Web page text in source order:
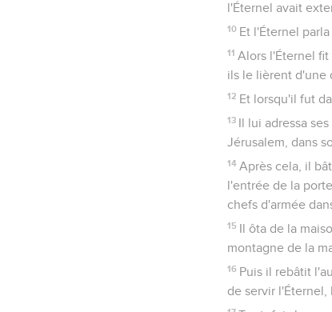
l'Éternel avait
10 Et l'Éternel
11 Alors l'Éternel fit
ils le lièrent d'une
12 Et lorsqu'il fut
13 Il lui adressa
Jérusalem, dans
14 Après cela, il
l'entrée de la
chefs d'armée
15 Il ôta de la
montagne de la
16 Puis il rebâtit
de servir l'Éternel,